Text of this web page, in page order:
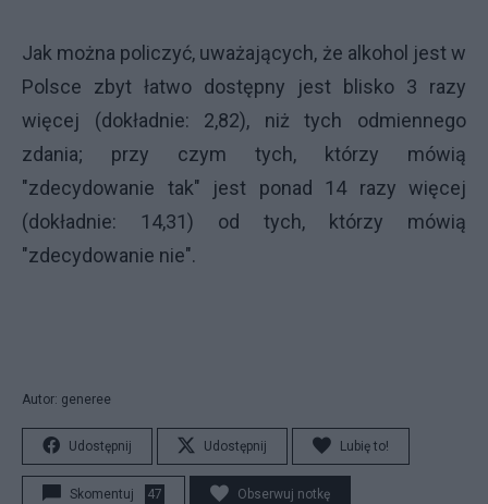
Jak można policzyć, uważających, że alkohol jest w
Polsce zbyt łatwo dostępny jest blisko 3 razy
więcej (dokładnie: 2,82), niż tych odmiennego
zdania; przy czym tych, którzy mówią
"zdecydowanie tak" jest ponad 14 razy więcej
(dokładnie: 14,31) od tych, którzy mówią
"zdecydowanie nie".
Autor: generee
Udostępnij Udostępnij Lubię to!
Skomentuj 47 Obserwuj notkę